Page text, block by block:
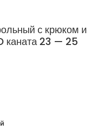
с крюком и
каната 23 — 25